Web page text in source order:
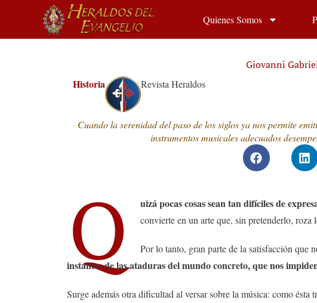
Quienes Somos
Giovanni
Historia Revista Heraldos
Cuando la serenidad del paso de los siglos ya nos permite
instrumentos musicales adecuados
Q uizá pocas cosas sean tan difíciles de
convierte en un arte que, sin pretenderlo,
Por lo tanto, gran parte de la satisfacción que
instantes de las ataduras del mundo concreto, que nos
Surge además otra dificultad al versar sobre la música: como ésta